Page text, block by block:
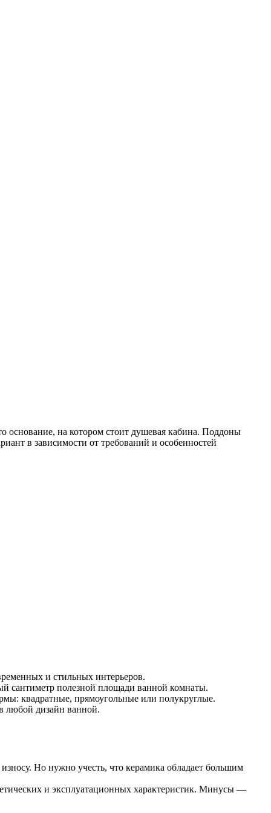
основание, на котором стоит душевая кабина. Поддоны
в зависимости от требований и особенностей
и стильных интерьеров.
сантиметр полезной площади ванной комнаты.
квадратные, прямоугольные или полукруглые.
любой дизайн ванной.
Но нужно учесть, что керамика обладает большим
и эксплуатационных характеристик. Минусы ―